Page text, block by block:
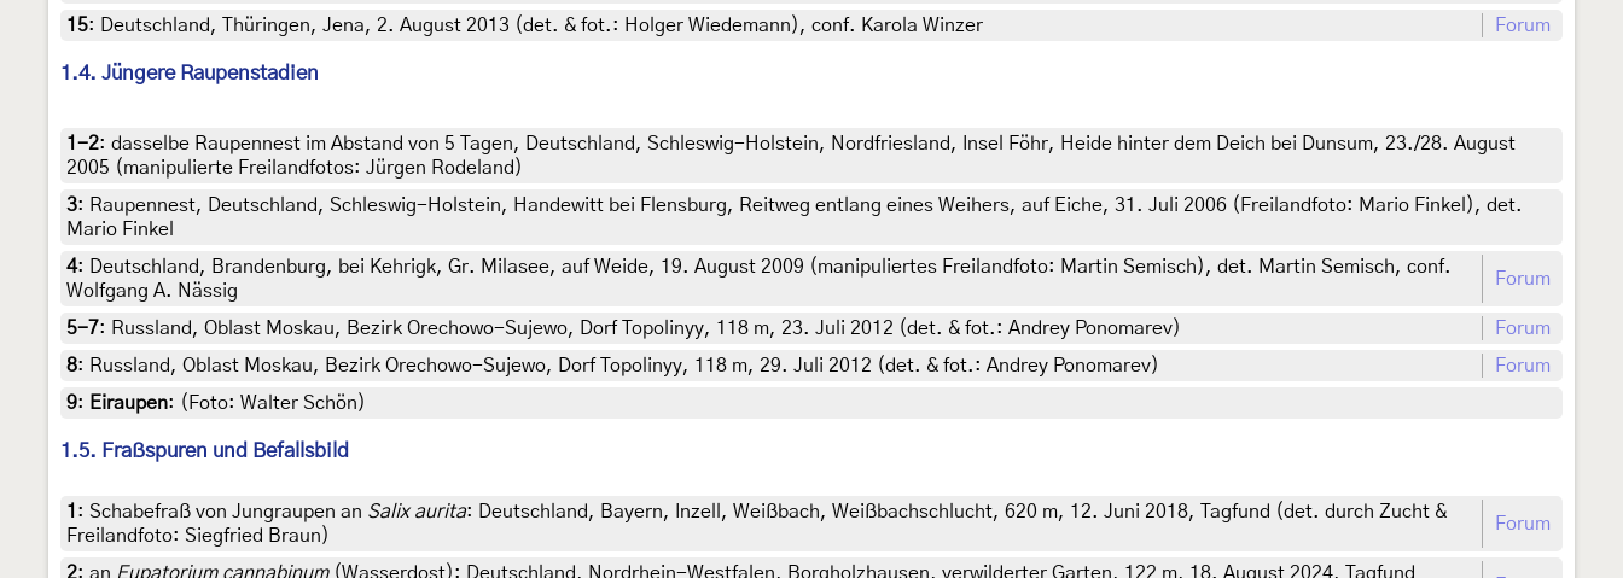
15: Deutschland, Thüringen, Jena, 2. August 2013 (det. & fot.: Holger Wiedemann), conf. Karola Winzer Forum
1.4. Jüngere Raupenstadien
1-2: dasselbe Raupennest im Abstand von 5 Tagen, Deutschland, Schleswig-Holstein, Nordfriesland, Insel Föhr, Heide hinter dem Deich bei Dunsum, 23./28. August
2005 (manipulierte Freilandfotos: Jürgen Rodeland)
3: Raupennest, Deutschland, Schleswig-Holstein, Handewitt bei Flensburg, Reitweg entlang eines Weihers, auf Eiche, 31. Juli 2006 (Freilandfoto: Mario Finkel), det.
Mario Finkel
4: Deutschland, Brandenburg, bei Kehrigk, Gr. Milasee, auf Weide, 19. August 2009 (manipuliertes Freilandfoto: Martin Semisch), det. Martin Semisch, conf.
Wolfgang A. Nässig
Forum
5-7: Russland, Oblast Moskau, Bezirk Orechowo-Sujewo, Dorf Topolinyy, 118 m, 23. Juli 2012 (det. & fot.: Andrey Ponomarev)
Forum
8: Russland, Oblast Moskau, Bezirk Orechowo-Sujewo, Dorf Topolinyy, 118 m, 29. Juli 2012 (det. & fot.: Andrey Ponomarev)
Forum
9: Eiraupen: (Foto: Walter Schön)
1.5. Fraßspuren und Befallsbild
1 : Schabefraß von Jungraupen an Salix aurita: Deutschland, Bayern, Inzell, Weißbach, Weißbachschlucht, 620 m, 12. Juni 2018, Tagfund (det. durch Zucht &
Freilandfoto: Siegfried Braun)
Forum
2: an Eupatorium cannabinum(Wasserdost): Deutschland, Nordrhein-Westfalen, Borgholzhausen, verwilderter Garten, 122 m, 18. August 2024, Tagfund